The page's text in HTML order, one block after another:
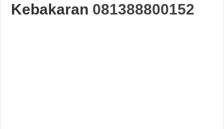
Guide des Meilleurs Sites de Jeu en Ligne pour 2026: Top Casino
Kebakaran 081388800152